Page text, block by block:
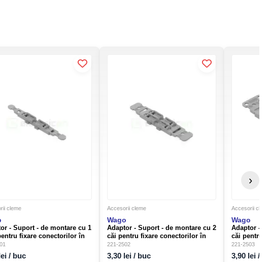
cleme
- Suport - de montare cu 1
fixare conectorilor în
seria 221 - Wago 221-2501
/ buc
Accesorii cleme
Wago
Adaptor - Suport - de montare cu 2
căi pentru fixare conectorilor în
linie din seria 221 - Wago 221-2502
221-2502
3,30 lei / buc
Accesorii cleme
Wago
Adaptor -
căi pentru
linie din
221-2503
3,90 lei /
›